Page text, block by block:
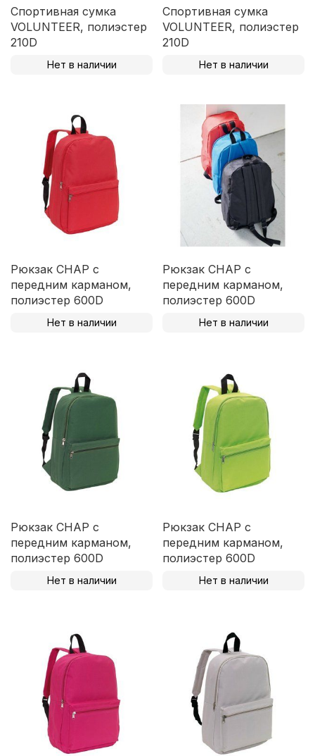
Спортивная сумка
VOLUNTEER, полиэстер
210D
Нет в наличии
Спортивная сумка
VOLUNTEER, полиэстер
210D
Нет в наличии
Рюкзак CHAP с
передним карманом,
полиэстер 600D
Нет в наличии
Рюкзак CHAP с
передним карманом,
полиэстер 600D
Нет в наличии
Рюкзак CHAP с
передним карманом,
полиэстер 600D
Нет в наличии
Рюкзак CHAP с
передним карманом,
полиэстер 600D
Нет в наличии